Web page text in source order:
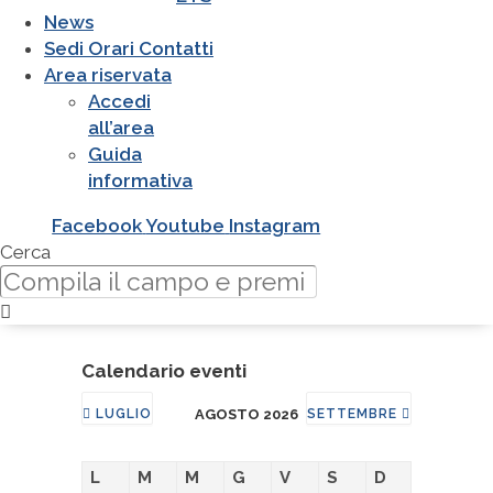
News
Sedi Orari Contatti
Area riservata
Accedi
all’area
Guida
informativa
FacebookYoutube Instagram
Cerca
Calendario eventi
LUGLIO AGOSTO 2026 SETTEMBRE
L M M G V S D